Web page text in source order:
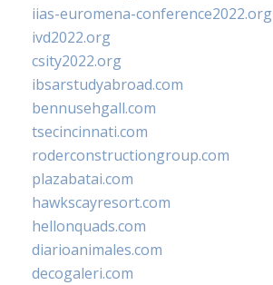
iias-euromena-conference2022.org
ivd2022.org
csity2022.org
ibsarstudyabroad.com
bennusehgall.com
tsecincinnati.com
roderconstructiongroup.com
plazabatai.com
hawkscayresort.com
hellonquads.com
diarioanimales.com
decogaleri.com